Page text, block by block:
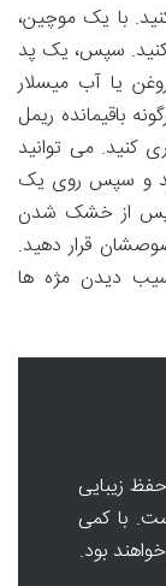
با یک موچین،
کنید. سپس، یک پد
یا آب میسلار
باقیمانده ریمل
می توانید
و سپس روی یک
پس از خشک شدن
قرار دهید.
دیدن مژه ها
زیبایی
با کمی
بود.